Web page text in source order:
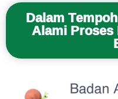
Dalam
Alami